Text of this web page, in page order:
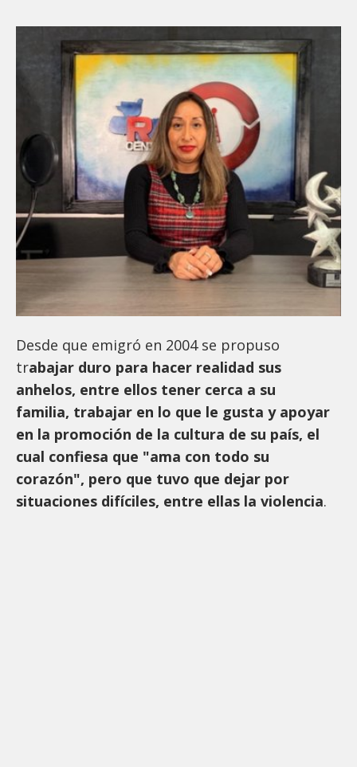
Desde que emigró en 2004 se propuso
trabajar duro para hacer realidad sus
anhelos, entre ellos tener cerca a su
familia, trabajar en lo que le gusta y apoyar
en la promoción de la cultura de su país, el
cual confiesa que "ama con todo su
corazón", pero que tuvo que dejar por
situaciones difíciles, entre ellas la violencia.